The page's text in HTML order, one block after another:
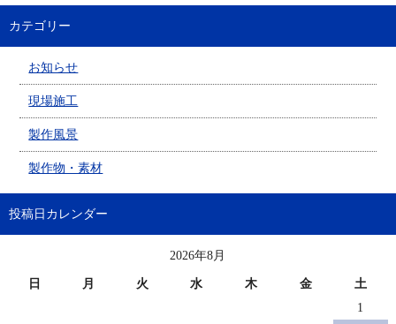
カテゴリー
お知らせ
現場施工
製作風景
製作物・素材
投稿日カレンダー
2026年8月
日 月 火 水 木 金
土
1